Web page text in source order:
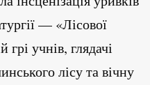
— «Лісової
грі учнів, глядачі
лісу та вічну